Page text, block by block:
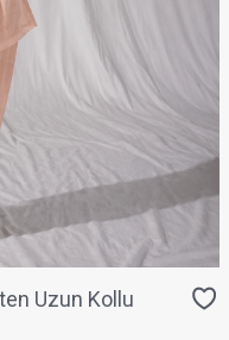
Uzun Kollu